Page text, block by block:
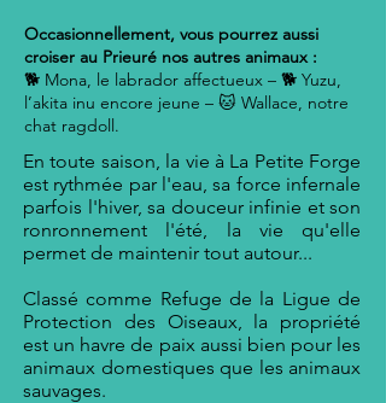
Occasionnellement, vous pourrez aussi
croiser au Prieuré nos autres animaux :
🐕 Mona, le labrador affectueux – 🐕 Yuzu,
l’akita inu encore jeune – 🐱 Wallace, notre
chat ragdoll.
En toute saison, la vie à La Petite Forge
est rythmée par l'eau, sa force infernale
parfois l'hiver, sa douceur infinie et son
ronronnement l'été, la vie qu'elle
permet de maintenir tout autour...
Classé comme Refuge de la Ligue de
Protection des Oiseaux, la propriété
est un havre de paix aussi bien pour les
animaux domestiques que les animaux
sauvages.